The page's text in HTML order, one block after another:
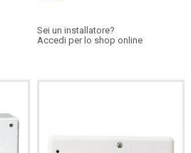
Sei un installatore?
Accedi per lo shop online